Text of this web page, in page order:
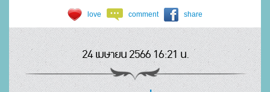
love comment share
24 เมษายน 2566 16:21 น.